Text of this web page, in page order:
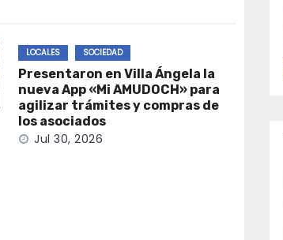
LOCALES SOCIEDAD
Presentaron en Villa Ángela la
nueva App «Mi AMUDOCH» para
agilizar trámites y compras de
los asociados
Jul 30, 2026